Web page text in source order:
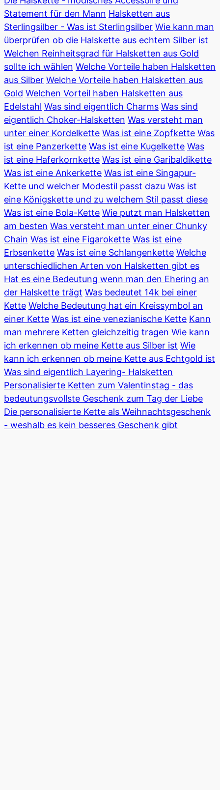
Statement für den Mann Halsketten aus
Sterlingsilber - Was ist Sterlingsilber Wie kann man
überprüfen ob die Halskette aus echtem Silber ist
Welchen Reinheitsgrad für Halsketten aus Gold
sollte ich wählen Welche Vorteile haben Halsketten
aus Silber Welche Vorteile haben Halsketten aus
Gold Welchen Vorteil haben Halsketten aus
Edelstahl Was sind eigentlich Charms Was sind
eigentlich Choker-Halsketten Was versteht man
unter einer Kordelkette Was ist eine Zopfkette Was
ist eine Panzerkette Was ist eine Kugelkette Was
ist eine Haferkornkette Was ist eine Garibaldikette
Was ist eine Ankerkette Was ist eine Singapur-
Kette und welcher Modestil passt dazu Was ist
eine Königskette und zu welchem Stil passt diese
Was ist eine Bola-Kette Wie putzt man Halsketten
am besten Was versteht man unter einer Chunky
Chain Was ist eine Figarokette Was ist eine
Erbsenkette Was ist eine Schlangenkette Welche
unterschiedlichen Arten von Halsketten gibt es
Hat es eine Bedeutung wenn man den Ehering an
der Halskette trägt Was bedeutet 14k bei einer
Kette Welche Bedeutung hat ein Kreissymbol an
einer Kette Was ist eine venezianische Kette Kann
man mehrere Ketten gleichzeitig tragen Wie kann
ich erkennen ob meine Kette aus Silber ist Wie
kann ich erkennen ob meine Kette aus Echtgold ist
Was sind eigentlich Layering- Halsketten
Personalisierte Ketten zum Valentinstag - das
bedeutungsvollste Geschenk zum Tag der Liebe
Die personalisierte Kette als Weihnachtsgeschenk
- weshalb es kein besseres Geschenk gibt